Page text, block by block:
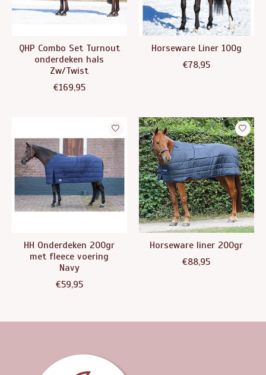
QHP Combo Set Turnout
onderdeken hals
Zw/Twist
€169,95
Horseware Liner 100g
€78,95
HH Onderdeken 200gr
met fleece voering
Navy
€59,95
Horseware liner 200gr
€88,95